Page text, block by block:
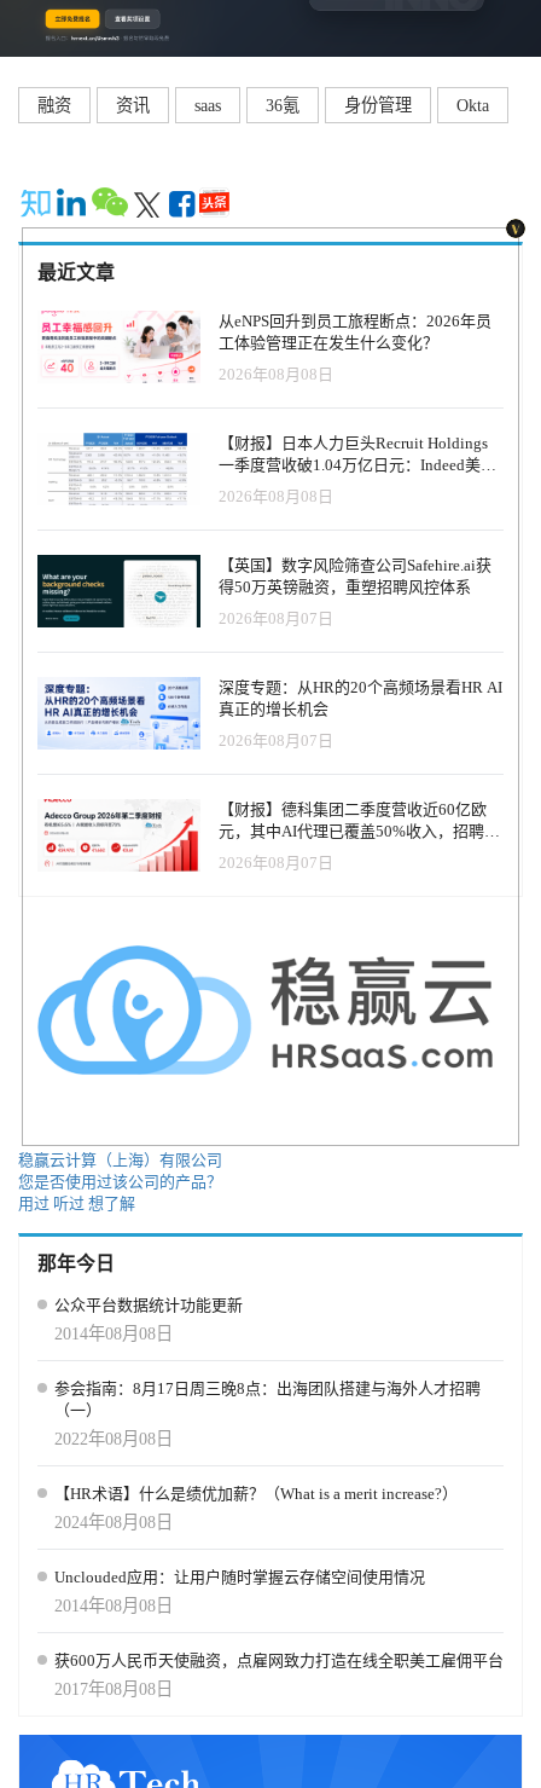
融资 资讯 saas 36氪 身份管理 Okta
最近文章
从eNPS回升到员工旅程断点：2026年员
工体验管理正在发生什么变化？
2026年08月08日
【财报】日本人力巨头Recruit Holdings
一季度营收破1.04万亿日元：Indeed美国
收入逆势增长30%，AI招聘推动利润率升
至47.4%
2026年08月08日
【英国】数字风险筛查公司Safehire.ai获
得50万英镑融资，重塑招聘风控体系
2026年08月07日
深度专题：从HR的20个高频场景看HR AI
真正的增长机会
2026年08月07日
【财报】德科集团二季度营收近60亿欧
元，其中AI代理已覆盖50%收入，招聘服
务进入运营重构阶段
2026年08月07日
稳赢云计算（上海）有限公司
您是否使用过该公司的产品？
用过 听过 想了解
那年今日
公众平台数据统计功能更新
2014年08月08日
参会指南：8月17日周三晚8点：出海团队搭建与海外人才招聘
（一）
2022年08月08日
【HR术语】什么是绩优加薪？（What is a merit increase?）
2024年08月08日
Unclouded应用：让用户随时掌握云存储空间使用情况
2014年08月08日
获600万人民币天使融资，点雇网致力打造在线全职美工雇佣平台
2017年08月08日